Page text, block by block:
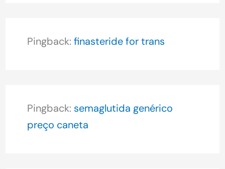
Pingback: finasteride for trans
Pingback: semaglutida genérico
preço caneta